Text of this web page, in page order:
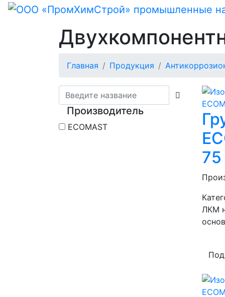
Главная Продукция
Производитель
ECOMAST
75
ЛКМ